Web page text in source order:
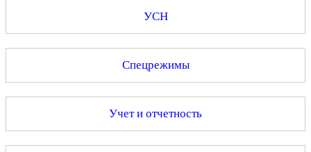
УСН
Спецрежимы
Учет и отчетность